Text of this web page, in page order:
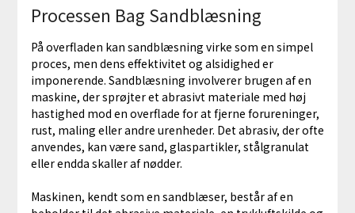
Processen Bag Sandblæsning
På overfladen kan sandblæsning virke som en simpel
proces, men dens effektivitet og alsidighed er
imponerende. Sandblæsning involverer brugen af en
maskine, der sprøjter et abrasivt materiale med høj
hastighed mod en overflade for at fjerne forureninger,
rust, maling eller andre urenheder. Det abrasiv, der ofte
anvendes, kan være sand, glaspartikler, stålgranulat
eller endda skaller af nødder.
Maskinen, kendt som en sandblæser, består af en